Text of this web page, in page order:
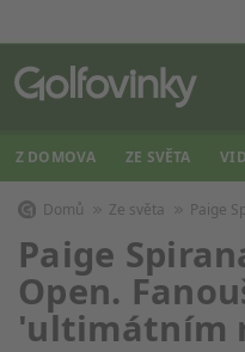
Z DOMOVA ZE SVĚTA
Domů Ze světa Paige
Paige
Open.
'ultimátním